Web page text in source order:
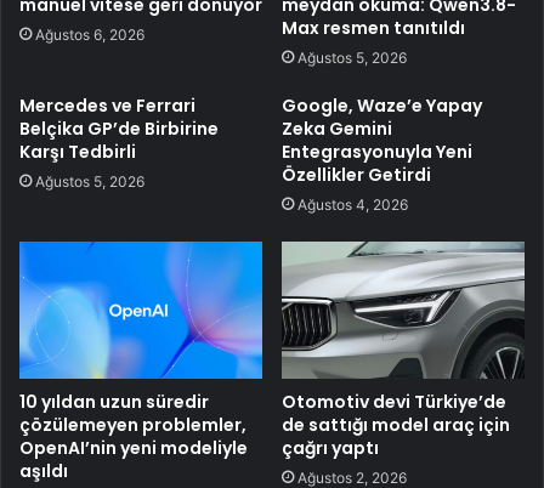
Ağustos 6, 2026
Max resmen tanıtıldı
Ağustos 5, 2026
Mercedes ve Ferrari
Belçika GP’de Birbirine
Karşı Tedbirli
Ağustos 5, 2026
Google, Waze’e Yapay
Zeka Gemini
Entegrasyonuyla Yeni
Özellikler Getirdi
Ağustos 4, 2026
10 yıldan uzun süredir
çözülemeyen problemler,
OpenAI’nin yeni modeliyle
aşıldı
Otomotiv devi Türkiye’de
de sattığı model araç için
çağrı yaptı
Ağustos 2, 2026